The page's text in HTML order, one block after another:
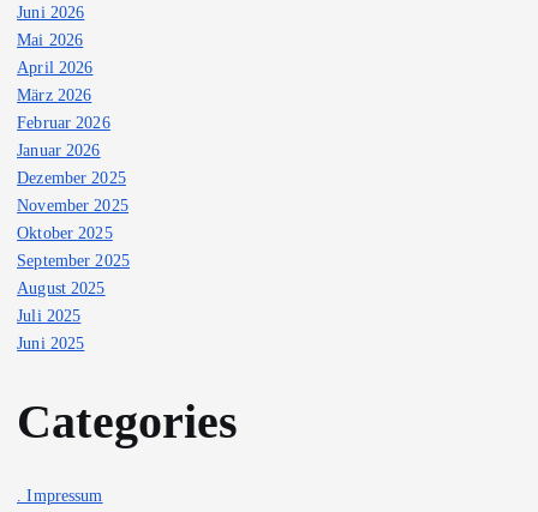
Juni 2026
Mai 2026
April 2026
März 2026
Februar 2026
Januar 2026
Dezember 2025
November 2025
Oktober 2025
September 2025
August 2025
Juli 2025
Juni 2025
Categories
. Impressum